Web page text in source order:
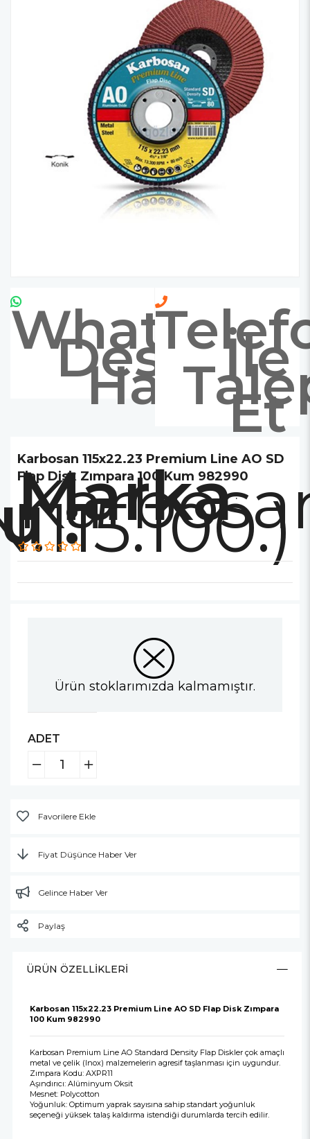
Whatsapp
Destek
Hattıİle
Et
Karbosan 115x22.23 Premium Line AO SD
Flap Disk Zımpara 100 Kum 982990
Marka :
Ürün stoklarımızda kalmamıştır.
ADET
Favorilere Ekle
Fiyat Düşünce Haber Ver
Gelince Haber Ver
Paylaş
ÜRÜN ÖZELLIKLERI
Karbosan 115x22.23 Premium Line AO SD Flap Disk Zımpara
100 Kum 982990
Karbosan Premium Line AO Standard Density Flap Diskler çok amaçlı
metal ve çelik (Inox) malzemelerin agresif taşlanması için uygundur.
Zımpara Kodu: AXPR11
Aşındırıcı: Alüminyum Oksit
Mesnet: Polycotton
Yoğunluk: Optimum yaprak sayısına sahip standart yoğunluk
seçeneği yüksek talaş kaldırma istendiği durumlarda tercih edilir.